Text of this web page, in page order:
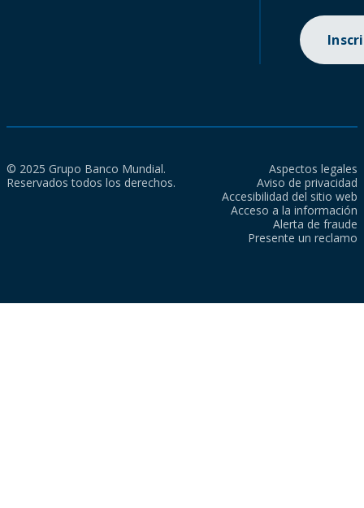
© 2025 Grupo Banco Mundial.
Reservados todos los derechos.
Aspectos legales
Aviso de privacidad
Accesibilidad del sitio web
Acceso a la información
Alerta de fraude
Presente un reclamo